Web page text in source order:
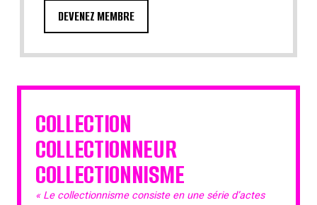
DEVENEZ MEMBRE
COLLECTION
COLLECTIONNEUR
COLLECTIONNISME
« Le collectionnisme consiste en une série d’actes